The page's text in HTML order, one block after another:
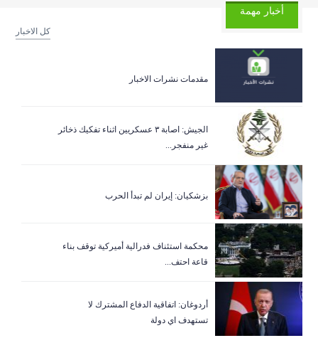
أخبار مهمة
كل الاخبار
مقدمات نشرات الاخبار
الجيش: اصابة ٣ عسكريين اثناء تفكيك ذخائر
غير منفجر...
بزشكيان: إيران لم تبدأ الحرب
‏محكمة استئناف فدرالية أميركية توقف بناء
قاعة احتف...
أردوغان: اتفاقية الدفاع المشترك لا
تستهدف اي دولة